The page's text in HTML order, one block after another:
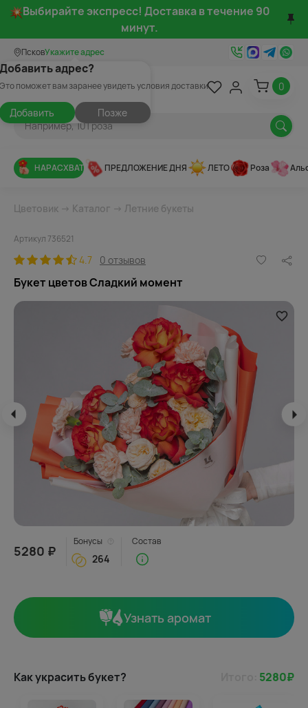
Выбирайте экспресс! Доставка в течение 90
минут.
ПсковУкажите адрес
адрес?
поможет вам заранее увидеть условия доставки
Добавить Позже
0
НАРАСХВАТ ПРЕДЛОЖЕНИЕ ДНЯ ЛЕТО Роза
Цветовик → Каталог → Летние букеты
Артикул 736521
4.7 0 отзывов
Букет цветов Сладкий момент
5280 ₽
Бонусы
264
Состав
Узнать аромат
Как украсить букет? 5280₽